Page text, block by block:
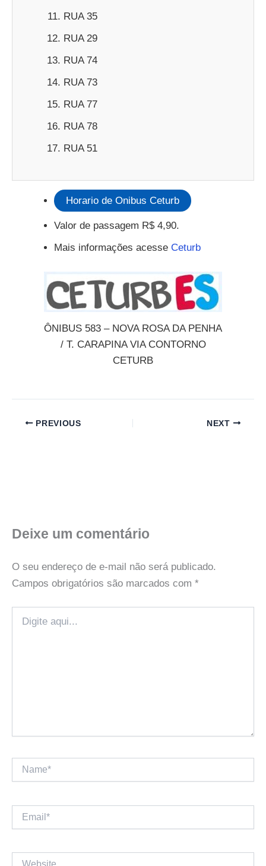
RUA 35
RUA 29
RUA 74
RUA 73
RUA 77
RUA 78
RUA 51
Horario de Onibus Ceturb
Valor de passagem R$ 4,90.
Mais informações acesse Ceturb
ÔNIBUS 583 – NOVA ROSA DA PENHA
/ T. CARAPINA VIA CONTORNO
CETURB
PREVIOUS NEXT
Deixe um comentário
O seu endereço de e-mail não será publicado.
Campos obrigatórios são marcados com *
aqui...
Website